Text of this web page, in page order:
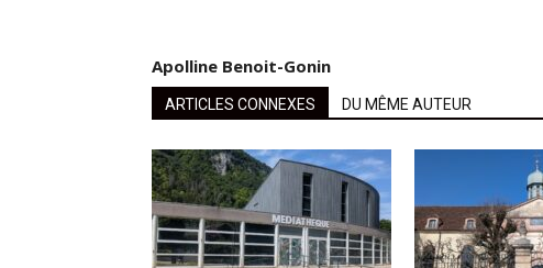
Apolline Benoit-Gonin
ARTICLES CONNEXES DU MÊME AUTEUR